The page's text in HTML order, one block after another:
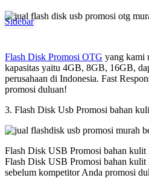
Flash Disk Promosi OTG yang kami
kapasitas yaitu 4GB, 8GB, 16GB,
perusahaan di Indonesia. Fast
promosi duluan!
3. Flash Disk Usb Promosi bahan
Flash Disk USB Promosi bahan
Flash Disk USB Promosi bahan
sebelum kompetitor Anda promosi
Sidebar